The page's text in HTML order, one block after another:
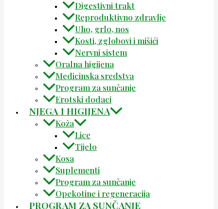
Digestivni trakt
Reproduktivno zdravlje
Uho, grlo, nos
Kosti, zglobovi i mišići
Nervni sistem
Oralna higijena
Medicinska sredstva
Program za sunčanje
Erotski dodaci
NJEGA I HIGIJENA
Koža
Lice
Tijelo
Kosa
Suplementi
Program za sunčanje
Opekotine i regeneracija
PROGRAM ZA SUNČANJE